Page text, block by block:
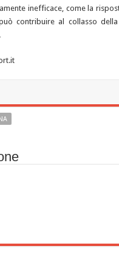
inefficace, come la
contribuire al collasso